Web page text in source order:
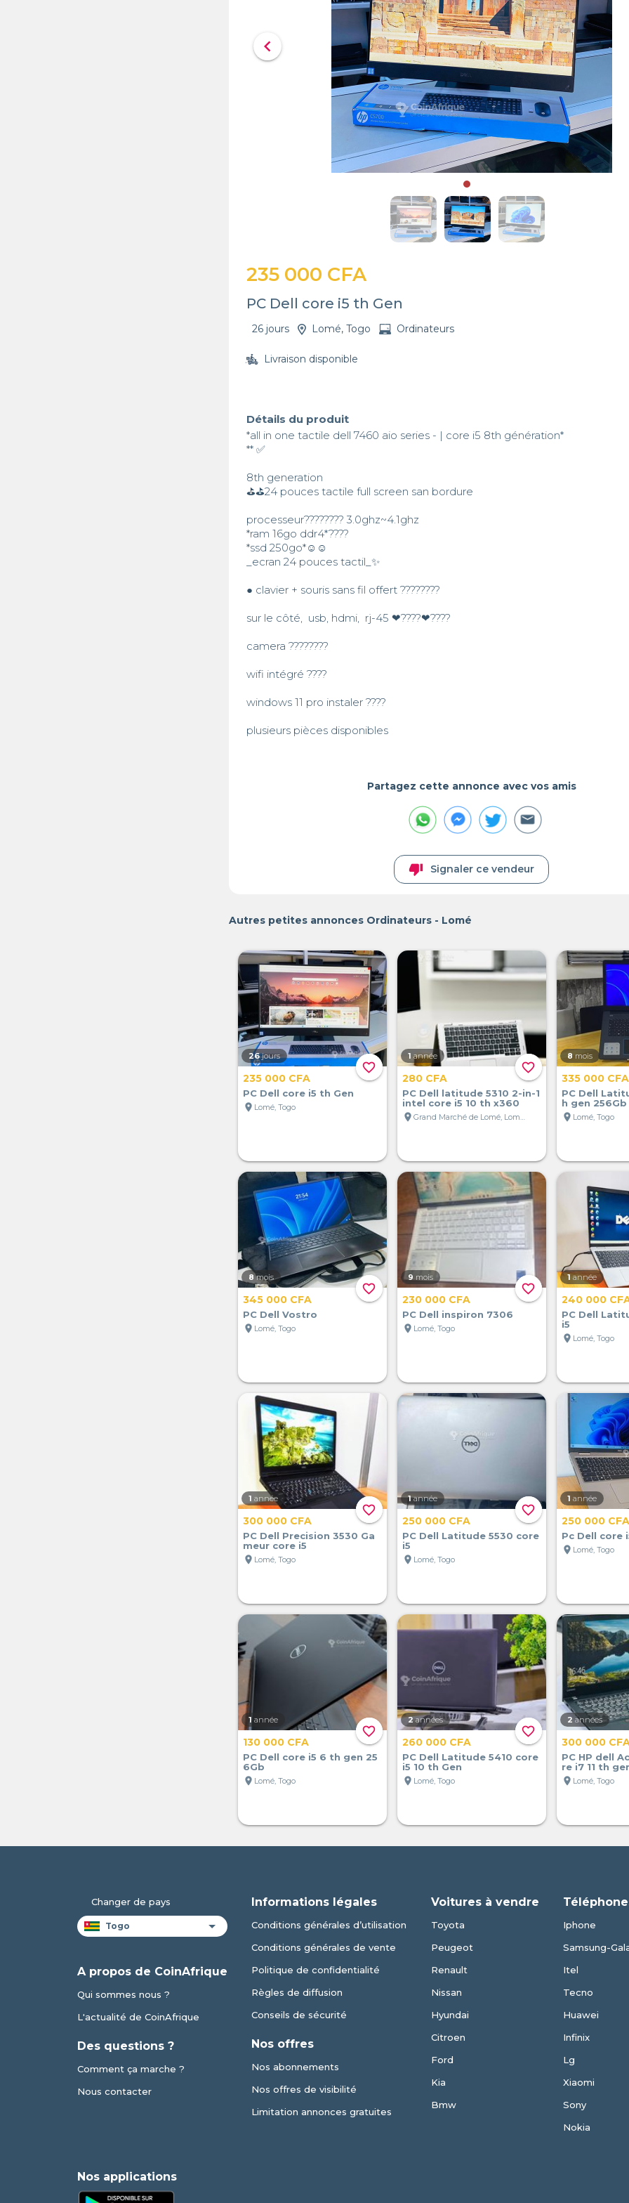
chevron_left
235 000 CFA
PC Dell core i5 th Gen
26 jours Lomé, Togo Ordinateurs
Livraison disponible
Détails du produit
*all in one tactile dell 7460 aio series - | core i5 8th génération*
** ✅
8th generation
⛳⛳24 pouces tactile full screen san bordure
processeur???????? 3.0ghz~4.1ghz
*ram 16go ddr4*????
*ssd 250go*☺️☺️
_ecran 24 pouces tactil_✨
● clavier + souris sans fil offert ????????
sur le côté,  usb, hdmi,  rj-45 ❤‍????❤‍????
camera ????????
wifi intégré ????
windows 11 pro instaler ????
plusieurs pièces disponibles
Partagez cette annonce avec vos amis
thumb_down Signaler ce vendeur
Autres petites annonces Ordinateurs - Lomé
favorite_border
26 jours
235 000 CFA
PC Dell core i5 th Gen
location_on Lomé, Togo
favorite_border
1 année
280 CFA
PC Dell latitude 5310 2-in-1
intel core i5 10 th x360
location_on
Grand Marché de Lomé, Lomé, Togo
8 mois
335 000 CFA
PC Dell
h gen 256Gb
location_on Lomé, Togo
favorite_border
8 mois
345 000 CFA
PC Dell Vostro
location_on Lomé, Togo
favorite_border
9 mois
230 000 CFA
PC Dell inspiron 7306
location_on Lomé, Togo
1 année
240 000
PC Dell
i5
location_on Lomé, Togo
favorite_border
1 année
300 000 CFA
PC Dell Precision 3530 Ga
meur core i5
location_on Lomé, Togo
favorite_border
1 année
250 000 CFA
PC Dell Latitude 5530 core
i5
location_on Lomé, Togo
1 année
250 000 CFA
Pc Dell core
location_on Lomé, Togo
favorite_border
1 année
130 000 CFA
PC Dell core i5 6 th gen 25
6Gb
location_on Lomé, Togo
favorite_border
2 années
260 000 CFA
PC Dell Latitude 5410 core
i5 10 th Gen
location_on Lomé, Togo
2 années
300 000
PC HP dell
re i7 11 th
location_on Lomé, Togo
Changer de pays
A propos de CoinAfrique
Qui sommes nous ?
L'actualité de CoinAfrique
Des questions ?
Comment ça marche ?
Nous contacter
Informations légales
Conditions générales d’utilisation
Conditions générales de vente
Politique de confidentialité
Règles de diffusion
Conseils de sécurité
Nos offres
Nos abonnements
Nos offres de visibilité
Limitation annonces gratuites
Voitures à vendre
Toyota
Peugeot
Renault
Nissan
Hyundai
Citroen
Ford
Kia
Bmw
Iphone
Samsung-
Itel
Tecno
Huawei
Infinix
Lg
Xiaomi
Sony
Nokia
Nos applications